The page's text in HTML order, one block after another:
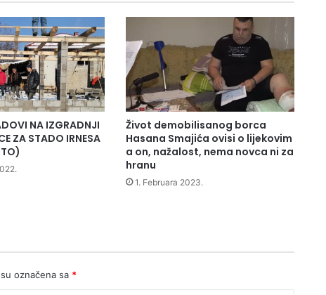
NA IZGRADNJI
ZA STADO IRNESA
Život demobilisanog borca
Hasana Smajića ovisi o lijekovim
a on, nažalost, nema novca ni za
hranu
1. Februara 2023.
označena sa *